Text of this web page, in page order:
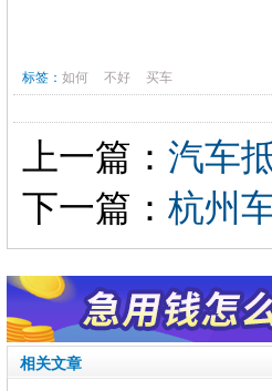
标签： 如何 不好 买车
上一篇： 汽车
下一篇： 杭州
相关文章